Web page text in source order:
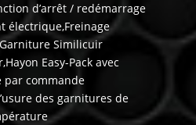
d’arrêt / redémarrage
électrique,Freinage
Similicuir
Easy-Pack avec
commande
des garnitures de